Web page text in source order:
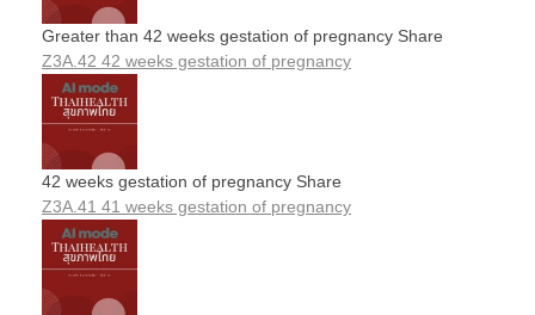
Greater than 42 weeks gestation of pregnancy Share
Z3A.42 42 weeks gestation of pregnancy
42 weeks gestation of pregnancy Share
Z3A.41 41 weeks gestation of pregnancy